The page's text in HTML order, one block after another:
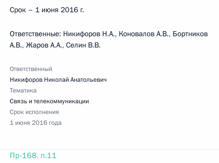
Срок – 1 июня 2016 г.
Ответственные: Никифоров Н.А., Коновалов А.В., Бортников
А.В., Жаров А.А., Селин В.В.
Ответственный
Никифоров Николай Анатольевич
Тематика
Связь и телекоммуникации
Срок исполнения
1 июня 2016 года
Пр-168, п.11